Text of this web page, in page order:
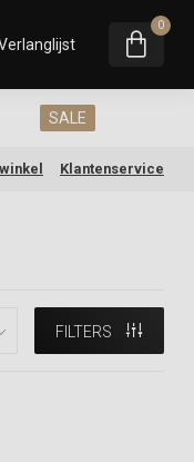
0
SALE
Klantenservice
FILTERS